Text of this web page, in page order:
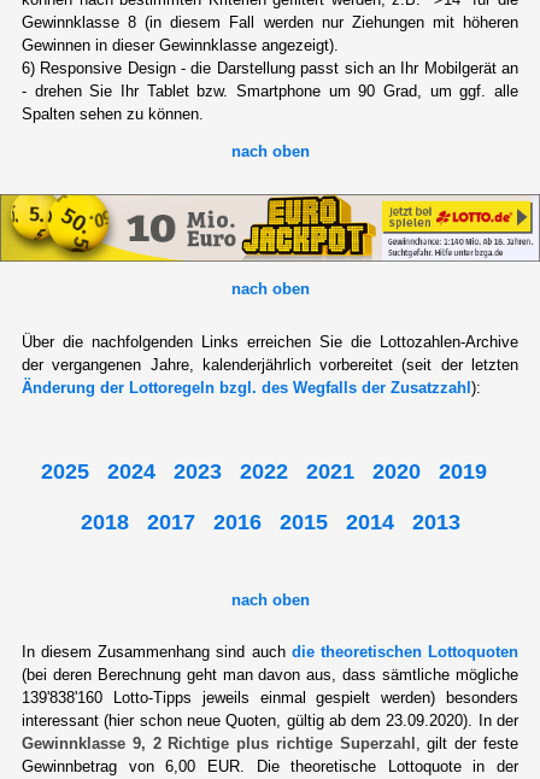
Gewinnklasse 8 (in diesem Fall werden nur Ziehungen mit höheren
Gewinnen in dieser Gewinnklasse angezeigt).
6) Responsive Design - die Darstellung passt sich an Ihr Mobilgerät an
- drehen Sie Ihr Tablet bzw. Smartphone um 90 Grad, um ggf. alle
Spalten sehen zu können.
nach oben
nach oben
Über die nachfolgenden Links erreichen Sie die Lottozahlen-Archive
der vergangenen Jahre, kalenderjährlich vorbereitet (seit der letzten
Änderung der Lottoregeln bzgl. des Wegfalls der Zusatzzahl ):
2025 2024 2023 2022 2021 2020 2019
2018 2017 2016 2015 2014 2013
nach oben
In diesem Zusammenhang sind auch die theoretischen Lottoquoten
(bei deren Berechnung geht man davon aus, dass sämtliche mögliche
139'838'160 Lotto-Tipps jeweils einmal gespielt werden) besonders
interessant (hier schon neue Quoten, gültig ab dem 23.09.2020). In der
Gewinnklasse 9, 2 Richtige plus richtige Superzahl , gilt der feste
Gewinnbetrag von 6,00 EUR. Die theoretische Lottoquote in der